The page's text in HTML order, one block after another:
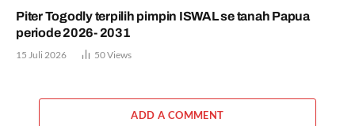
Piter Togodly terpilih pimpin ISWAL se tanah Papua
periode 2026- 2031
15 Juli 2026 50Views
ADD A COMMENT